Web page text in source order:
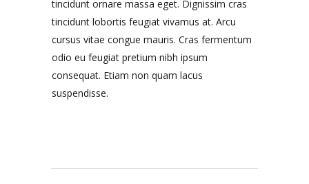
tincidunt ornare massa eget. Dignissim cras
tincidunt lobortis feugiat vivamus at. Arcu
cursus vitae congue mauris. Cras fermentum
odio eu feugiat pretium nibh ipsum
consequat. Etiam non quam lacus
suspendisse.